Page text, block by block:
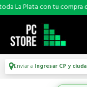
La Plata con tu compra de
Enviar a Ingresar CP y